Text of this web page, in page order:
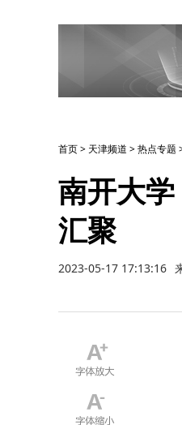
首页> 天津频道 >热点专题
南开大
汇聚
2023-05-17 17:13:16